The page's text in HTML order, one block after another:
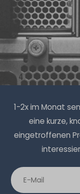
1-2x im Monat
eine kurze,
eingetroffenen